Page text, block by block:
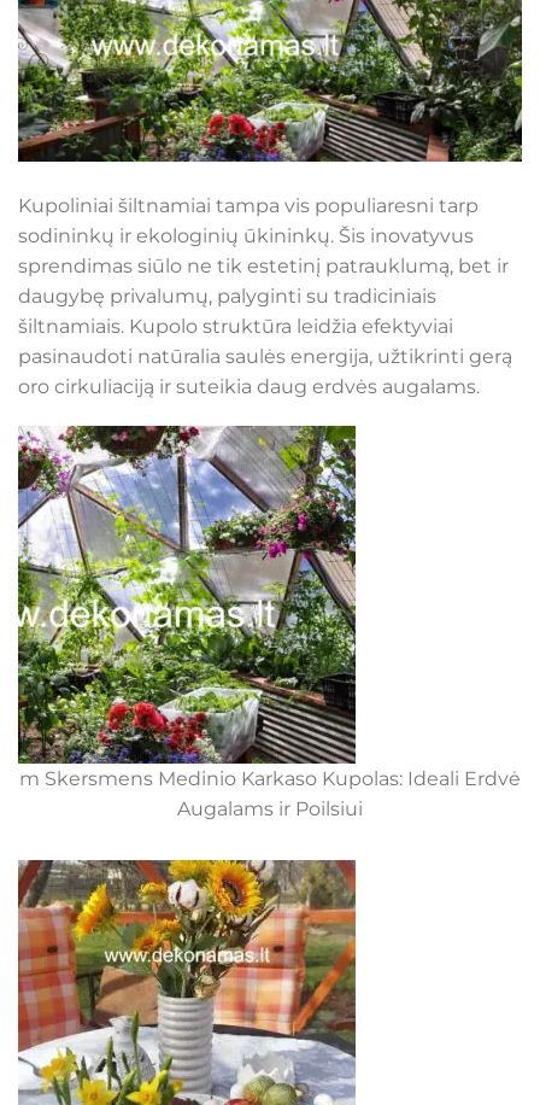
Kupoliniai šiltnamiai tampa vis populiaresni tarp
sodininkų ir ekologinių ūkininkų. Šis inovatyvus
sprendimas siūlo ne tik estetinį patrauklumą, bet ir
daugybę privalumų, palyginti su tradiciniais
šiltnamiais. Kupolo struktūra leidžia efektyviai
pasinaudoti natūralia saulės energija, užtikrinti gerą
oro cirkuliaciją ir suteikia daug erdvės augalams.
m Skersmens Medinio Karkaso Kupolas: Ideali Erdvė
Augalams ir Poilsiui